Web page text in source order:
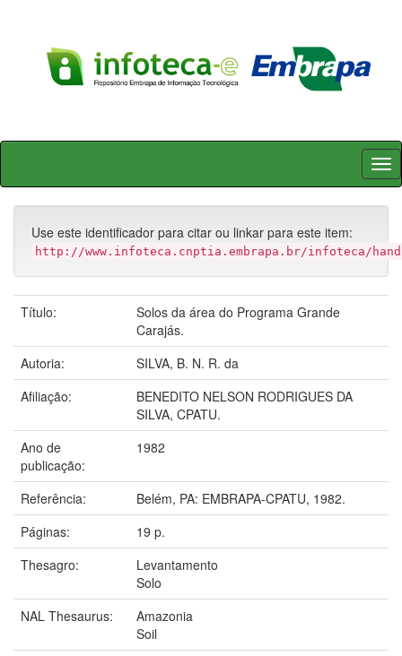
Skip
Use este identificador para citar ou linkar para este item:
http://www.infoteca.cnptia.embrapa.br/infoteca/
Título:
Solos da área do Programa Grande
Carajás.
Autoria:
SILVA, B. N. R. da
Afiliação:
BENEDITO NELSON RODRIGUES DA
SILVA, CPATU.
Ano de
publicação:
1982
Referência:
Belém, PA: EMBRAPA-CPATU, 1982.
Páginas:
19 p.
Thesagro:
Levantamento
Solo
NAL Thesaurus:
Amazonia
Soil